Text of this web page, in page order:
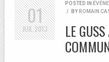
POSTED IN
/
BY ROMAIN
LE
01
JUIL2013